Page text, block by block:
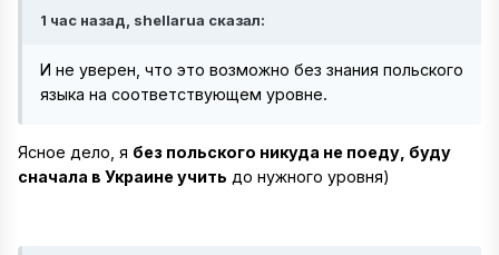
1 час назад, shellarua сказал:
И не уверен, что это возможно без знания польского
языка на соответствующем уровне.
Ясное дело, я без польского никуда не поеду, буду
сначала в Украине учить до нужного уровня)